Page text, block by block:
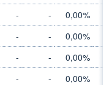
- -
0,00%
- -
0,00%
- -
0,00%
- -
0,00%